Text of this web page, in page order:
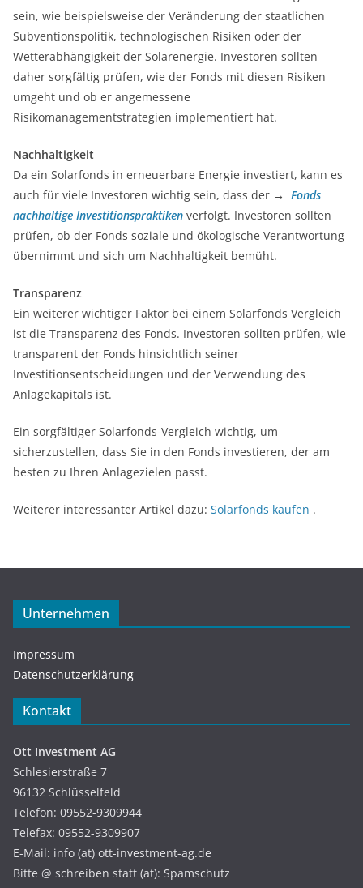
sein, wie beispielsweise der Veränderung der staatlichen
Subventionspolitik, technologischen Risiken oder der
Wetterabhängigkeit der Solarenergie. Investoren sollten
daher sorgfältig prüfen, wie der Fonds mit diesen Risiken
umgeht und ob er angemessene
Risikomanagementstrategien implementiert hat.
Nachhaltigkeit
Da ein Solarfonds in erneuerbare Energie investiert, kann es
auch für viele Investoren wichtig sein, dass der → Fonds
nachhaltige Investitionspraktiken verfolgt. Investoren sollten
prüfen, ob der Fonds soziale und ökologische Verantwortung
übernimmt und sich um Nachhaltigkeit bemüht.
Transparenz
Ein weiterer wichtiger Faktor bei einem Solarfonds Vergleich
ist die Transparenz des Fonds. Investoren sollten prüfen, wie
transparent der Fonds hinsichtlich seiner
Investitionsentscheidungen und der Verwendung des
Anlagekapitals ist.
Ein sorgfältiger Solarfonds-Vergleich wichtig, um
sicherzustellen, dass Sie in den Fonds investieren, der am
besten zu Ihren Anlagezielen passt.
Weiterer interessanter Artikel dazu: Solarfonds kaufen .
Unternehmen
Impressum
Datenschutzerklärung
Kontakt
Ott Investment AG
Schlesierstraße 7
96132 Schlüsselfeld
Telefon: 09552-9309944
Telefax: 09552-9309907
E-Mail: info (at) ott-investment-ag.de
Bitte @ schreiben statt (at): Spamschutz